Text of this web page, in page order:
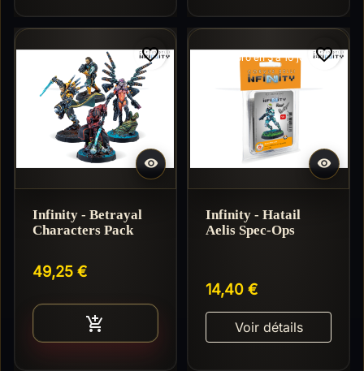

favorite_border
Infinity - Betrayal
Characters Pack
49,25 €

Réappro en 3 à 10 jours

favorite_border
Infinity - Hatail
Aelis Spec-Ops
14,40 €
Voir détails